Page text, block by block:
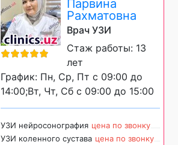
Парвина
Рахматовна
Врач УЗИ
Стаж работы: 13
лет
График: Пн, Ср, Пт с 09:00 до
14:00;Вт, Чт, Сб с 09:00 до 15:00
УЗИ нейросонография цена по звонку
УЗИ коленного сустава цена по звонку